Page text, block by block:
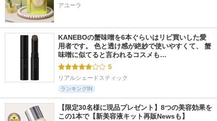
アユーラ
KANEBOの蟹味噌を6本ぐらいはリピ買いした愛
用者です。 色と透け感が絶妙で使いやすくて、 蟹
味噌に似てると言われるコスメも…
5
リアルシェードスティック
ランキングIN
【限定30名様に現品プレゼント】8つの美容効果を
この1本で【新美容液キット再販Newsも】